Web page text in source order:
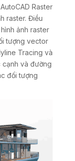
Raster
raster. Điều
ảnh raster
tượng vector
Tracing và
cạnh và đường
đối tượng